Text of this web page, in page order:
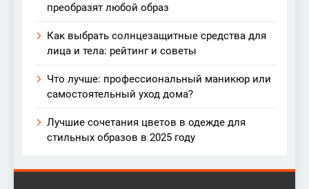
преобразят любой образ
Как выбрать солнцезащитные средства для
лица и тела: рейтинг и советы
Что лучше: профессиональный маникюр или
самостоятельный уход дома?
Лучшие сочетания цветов в одежде для
стильных образов в 2025 году